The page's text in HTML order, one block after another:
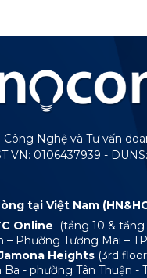
Nghệ và Tư vấn
VN: 0106437939 -
tại Việt Nam
Online
(tầng 10 & tầng
– Phường Tương Mai –
Heights (3rd
Ba - phường Tân Thuận -